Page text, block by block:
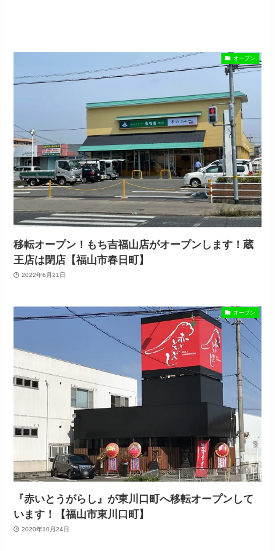
オープン
移転オープン！もち吉福山店がオープンします！蔵
王店は閉店【福山市春日町】
2022年6月21日
オープン
『赤いとうがらし』が東川口町へ移転オープンして
います！【福山市東川口町】
2020年10月24日